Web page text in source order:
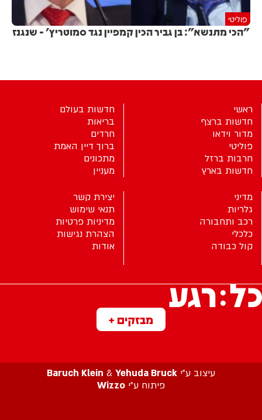
פוליטי
"הכי מתנשא": בן גביר הכין קמפיין נגד סמוטריץ' - שנגנז
מבזקים +
ראשי
חדשות ברצף
מדור וידאו
פוליטי
חרבות ברזל
חדשות בארץ
חדשות בעולם
בריאות
חרדים
ברוך דיין האמת
מתכונים
מעניין
מדיני
גלריות
רכב ותחבורה
כלכלי
קול כבודה
יצירת קשר
תנאי שימוש
מדיניות פרטיות
הצהרת נגישות
אודות
עיצוב ע”י Baruch Klein & Yehuda Bruck
פיתוח ע”י Wizzo